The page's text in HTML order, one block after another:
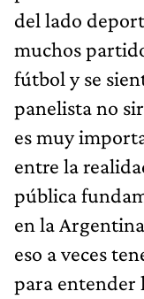
del lado
muchos
fútbol y se
panelista no
es muy
entre la
pública
en la
eso a veces
para entender